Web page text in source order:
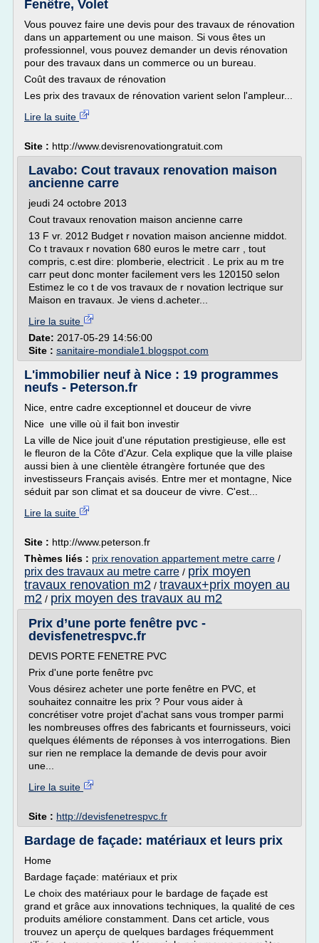
Fenêtre, Volet
Vous pouvez faire une devis pour des travaux de rénovation
dans un appartement ou une maison. Si vous êtes un
professionnel, vous pouvez demander un devis rénovation
pour des travaux dans un commerce ou un bureau.
Coût des travaux de rénovation
Les prix des travaux de rénovation varient selon l'ampleur...
Lire la suite
Site : http://www.devisrenovationgratuit.com
Lavabo: Cout travaux renovation maison
ancienne carre
jeudi 24 octobre 2013
Cout travaux renovation maison ancienne carre
13 F vr. 2012 Budget r novation maison ancienne middot.
Co t travaux r novation 680 euros le metre carr , tout
compris, c.est dire: plomberie, electricit . Le prix au m tre
carr peut donc monter facilement vers les 120150 selon
Estimez le co t de vos travaux de r novation lectrique sur
Maison en travaux. Je viens d.acheter...
Lire la suite
Date: 2017-05-29 14:56:00
Site : sanitaire-mondiale1.blogspot.com
L'immobilier neuf à Nice : 19 programmes
neufs - Peterson.fr
Nice, entre cadre exceptionnel et douceur de vivre
Nice une ville où il fait bon investir
La ville de Nice jouit d'une réputation prestigieuse, elle est
le fleuron de la Côte d'Azur. Cela explique que la ville plaise
aussi bien à une clientèle étrangère fortunée que des
investisseurs Français avisés. Entre mer et montagne, Nice
séduit par son climat et sa douceur de vivre. C'est...
Lire la suite
Site : http://www.peterson.fr
Thèmes liés : prix renovation appartement metre carre /
prix des travaux au metre carre / prix moyen
travaux renovation m2 / travaux+prix moyen au
m2 / prix moyen des travaux au m2
Prix d’une porte fenêtre pvc -
devisfenetrespvc.fr
DEVIS PORTE FENETRE PVC
Prix d'une porte fenêtre pvc
Vous désirez acheter une porte fenêtre en PVC, et
souhaitez connaitre les prix ? Pour vous aider à
concrétiser votre projet d'achat sans vous tromper parmi
les nombreuses offres des fabricants et fournisseurs, voici
quelques éléments de réponses à vos interrogations. Bien
sur rien ne remplace la demande de devis pour avoir
une...
Lire la suite
Site : http://devisfenetrespvc.fr
Bardage de façade: matériaux et leurs prix
Home
Bardage façade: matériaux et prix
Le choix des matériaux pour le bardage de façade est
grand et grâce aux innovations techniques, la qualité de ces
produits améliore constamment. Dans cet article, vous
trouvez un aperçu de quelques bardages fréquemment